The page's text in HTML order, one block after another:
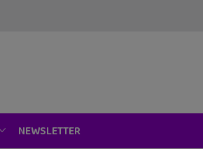
NEWSLETTER